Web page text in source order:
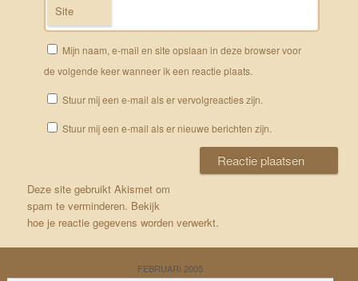
Site
Mijn naam, e-mail en site opslaan in deze browser voor
de volgende keer wanneer ik een reactie plaats.
Stuur mij een e-mail als er vervolgreacties zijn.
Stuur mij een e-mail als er nieuwe berichten zijn.
Deze site gebruikt Akismet om
spam te verminderen. Bekijk
hoe je reactie gegevens worden verwerkt.
FEBRUARI 2005